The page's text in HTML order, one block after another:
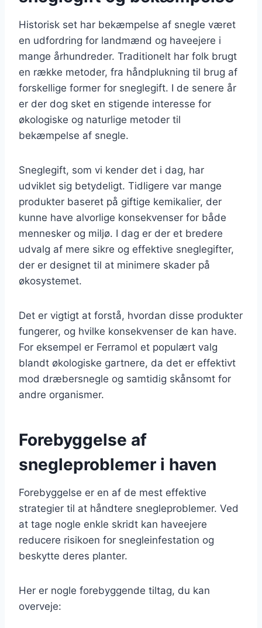
Historisk set har bekæmpelse af snegle været
en udfordring for landmænd og haveejere i
mange århundreder. Traditionelt har folk brugt
en række metoder, fra håndplukning til brug af
forskellige former for sneglegift. I de senere år
er der dog sket en stigende interesse for
økologiske og naturlige metoder til
bekæmpelse af snegle.
Sneglegift, som vi kender det i dag, har
udviklet sig betydeligt. Tidligere var mange
produkter baseret på giftige kemikalier, der
kunne have alvorlige konsekvenser for både
mennesker og miljø. I dag er der et bredere
udvalg af mere sikre og effektive sneglegifter,
der er designet til at minimere skader på
økosystemet.
Det er vigtigt at forstå, hvordan disse produkter
fungerer, og hvilke konsekvenser de kan have.
For eksempel er Ferramol et populært valg
blandt økologiske gartnere, da det er effektivt
mod dræbersnegle og samtidig skånsomt for
andre organismer.
Forebyggelse af
snegleproblemer i haven
Forebyggelse er en af de mest effektive
strategier til at håndtere snegleproblemer. Ved
at tage nogle enkle skridt kan haveejere
reducere risikoen for snegleinfestation og
beskytte deres planter.
Her er nogle forebyggende tiltag, du kan
overveje: